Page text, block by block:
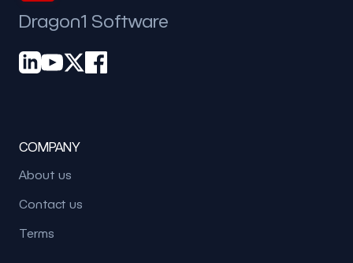
Dragon1 Software
COMPANY
About us
Contact us
Terms